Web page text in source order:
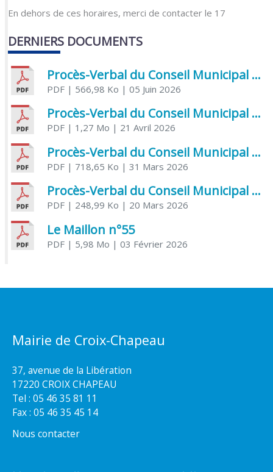
En dehors de ces horaires, merci de contacter le 17
DERNIERS DOCUMENTS
Procès-Verbal du Conseil Municipal du 5 juin 2026
PDF| 566,98 Ko | 05 Juin 2026
Procès-Verbal du Conseil Municipal du 21 avril 2026
PDF| 1,27 Mo | 21 Avril 2026
Procès-Verbal du Conseil Municipal du 31 mars 2026
PDF| 718,65 Ko | 31 Mars 2026
Procès-Verbal du Conseil Municipal du 20 mars 2026
PDF| 248,99 Ko | 20 Mars 2026
Le Maillon n°55
PDF| 5,98 Mo | 03 Février 2026
Mairie de Croix-Chapeau
37, avenue de la Libération
17220 CROIX CHAPEAU
Tel : 05 46 35 81 11
Fax : 05 46 35 45 14
Nous contacter